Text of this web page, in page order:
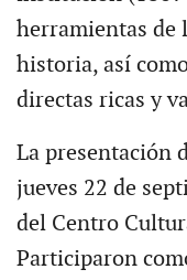
herramientas de
historia, así
directas ricas y
La presentación
jueves 22 de
del Centro
Participaron